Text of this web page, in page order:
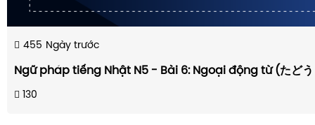
455 Ngày trước
Ngữ pháp tiếng Nhật N5 - Bài 6: Ngoại động từ (たどう
130